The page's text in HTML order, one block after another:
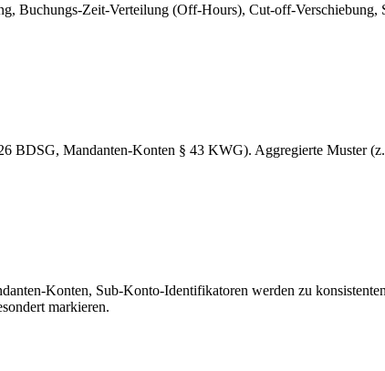
Buchungs-Zeit-Verteilung (Off-Hours), Cut-off-
BDSG, Mandanten-Konten § 43 KWG). Aggregierte Muster
Konten, Sub-Konto-Identifikatoren werden zu
markieren.